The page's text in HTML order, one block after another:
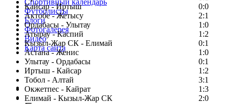
Кайсар - Иртыш
0:0
Актобе - Жетысу
2:1
Ордабасы - Улытау
1:0
Атырау - Каспий
1:2
Кызыл-Жар СК - Елимай
0:1
Астана - Женис
1:0
Улытау - Ордабасы
0:1
Иртыш - Кайсар
1:2
Тобол - Алтай
3:1
Окжетпес - Кайрат
1:3
Елимай - Кызыл-Жар СК
2:0
Спортивный календарь
Футболисты
Блоги
Фотогалерея
Видео
Карта сайта
Есть идея?
Сообщить о мероприятии